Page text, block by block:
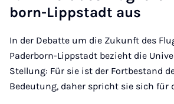
born-Lippstadt aus
In der Debatte um die Zukunft des
Paderborn-Lippstadt bezieht die
Stellung: Für sie ist der Fortbestand
Bedeutung, daher spricht sie sich für